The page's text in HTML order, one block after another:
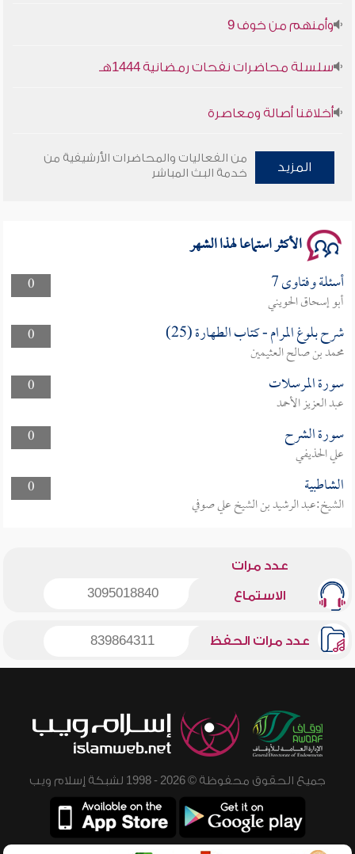
سلسلة محاضرات نفحات رمضانية 1444هـ
المزيد
من الفعاليات والمحاضرات الأرشيفية من
خدمة البث المباشر
الأكثر استماعا لهذا الشهر
0 أسئلة وفتاوى 7
أبو إسحاق الحويني
0
شرح بلوغ المرام - كتاب الطهارة (25)
محمد بن صالح العثيمين
0
سورة المرسلات
عبد العزيز الأحمد
0
سورة الشرح
علي الحذيفي
0
الشاطبية
الشيخ:عبد الرشيد بن الشيخ علي صوفي
عدد مرات
الاستماع 3095018840
عدد مرات الحفظ 839864311
جميع الحقوق محفوظة © 2026 - 1998 لشبكة إسلام ويب